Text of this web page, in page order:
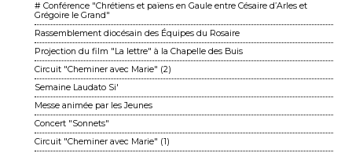
# Conférence "Chrétiens et païens en Gaule entre Césaire d’Arles et
Grégoire le Grand"
Rassemblement diocésain des Équipes du Rosaire
Projection du film "La lettre" à la Chapelle des Buis
Circuit "Cheminer avec Marie" (2)
Semaine Laudato Si'
Messe animée par les Jeunes
Concert "Sonnets"
Circuit "Cheminer avec Marie" (1)